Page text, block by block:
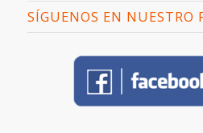
SÍGUENOS EN NUESTRO